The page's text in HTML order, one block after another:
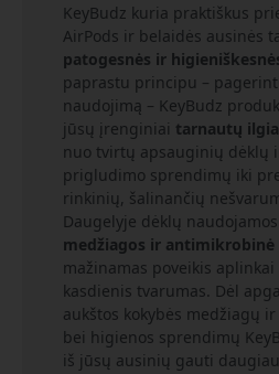
KeyBudz kuria praktiškus
AirPods ir belaidės ausinės
patogesnės ir
paprastu principu –
naudojimą – KeyBudz
jūsų įrenginiai tarnautų
nuo tvirtų apsauginių dėklų
prigludimo sprendimų iki
rinkinių, šalinančių
Daugelyje dėklų naudojamos
medžiagos ir
mažinamas poveikis
kasdienis tvarumas. Dėl
aukštos kokybės medžiagų
bei higienos sprendimų
iš jūsų ausinių gauti